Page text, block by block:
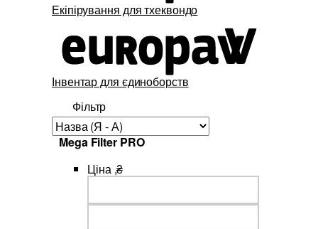
Екіпірування для тхеквондо
Інвентар для єдиноборств
Фільтр
Mega Filter PRO
Ціна ,₴